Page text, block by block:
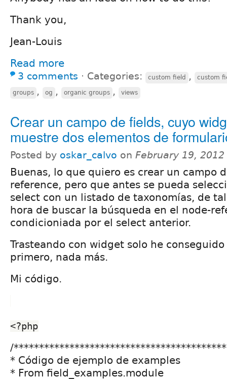
Thank you,
Jean-Louis
Read more
3 comments ⋅ Categories: custom field , custom
groups , og , organic groups , views
Crear un campo de fields, cuyo
muestre dos elementos de
Posted by oskar_calvo on February 19,
Buenas, lo que quiero es crear un campo
reference, pero que antes se pueda
select con un listado de taxonomías, de
hora de buscar la búsqueda en el node-
condicioniada por el select anterior.
Trasteando con widget solo he
primero, nada más.
Mi código.
<?php
/
* Código de ejemplo de examples
* From field_examples.module